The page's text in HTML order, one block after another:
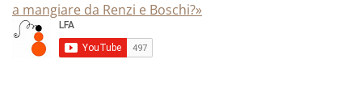
a mangiare da Renzi e Boschi?»